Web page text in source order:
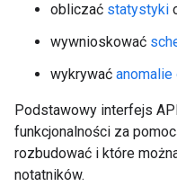
obliczać statystyki
wywnioskować
wykrywać anomalie
Podstawowy interfejs
funkcjonalności za
rozbudować i które
notatników.